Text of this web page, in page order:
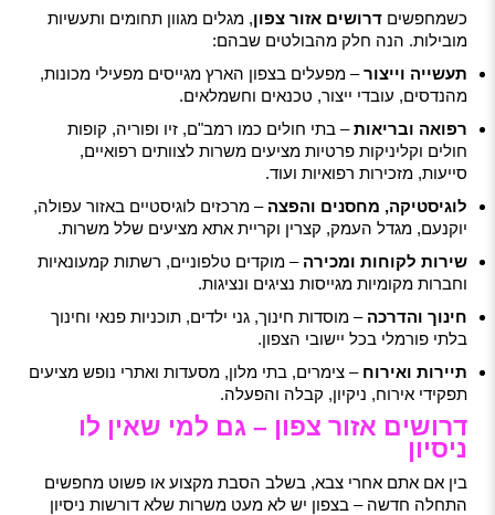
כשמחפשים דרושים אזור צפון, מגלים מגוון תחומים ותעשיות
מובילות. הנה חלק מהבולטים שבהם:
תעשייה וייצור– מפעלים בצפון הארץ מגייסים מפעילי מכונות,
מהנדסים, עובדי ייצור, טכנאים וחשמלאים.
רפואה ובריאות– בתי חולים כמו רמב"ם, זיו ופוריה, קופות
חולים וקליניקות פרטיות מציעים משרות לצוותים רפואיים,
סייעות, מזכירות רפואיות ועוד.
לוגיסטיקה, מחסנים והפצה – מרכזים לוגיסטיים באזור עפולה,
יוקנעם, מגדל העמק, קצרין וקריית אתא מציעים שלל משרות.
שירות לקוחות ומכירה – מוקדים טלפוניים, רשתות קמעונאיות
וחברות מקומיות מגייסות נציגים ונציגות.
חינוך והדרכה – מוסדות חינוך, גני ילדים, תוכניות פנאי וחינוך
בלתי פורמלי בכל יישובי הצפון.
תיירות ואירוח – צימרים, בתי מלון, מסעדות ואתרי נופש מציעים
תפקידי אירוח, ניקיון, קבלה והפעלה.
דרושים אזור צפון – גם למי שאין לו
ניסיון
בין אם אתם אחרי צבא, בשלב הסבת מקצוע או פשוט מחפשים
התחלה חדשה – בצפון יש לא מעט משרות שלא דורשות ניסיון